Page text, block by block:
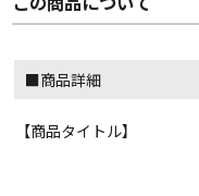
■商品詳細
【商品タイトル】